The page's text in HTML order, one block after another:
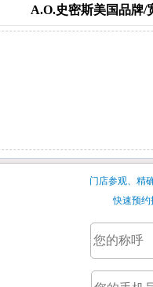
A.O.史密斯美国品牌/
门店参观、精
快速预约